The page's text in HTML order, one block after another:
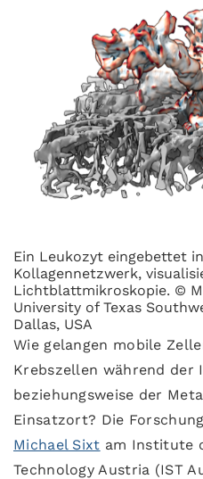
Ein Leukozyt eingebettet
Kollagennetzwerk,
Lichtblattmikroskopie. ©
University of Texas
Dallas, USA
Wie gelangen mobile
Krebszellen während der
beziehungsweise der
Einsatzort? Die
Michael Sixt am Institute
Technology Austria (IST